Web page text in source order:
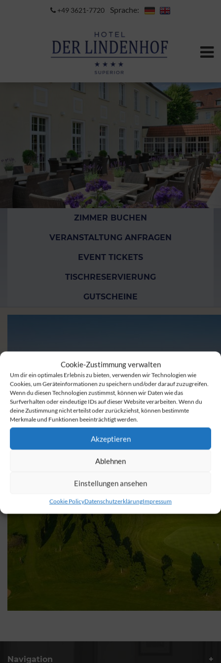
Cookie-Zustimmung verwalten
Um dir ein optimales Erlebnis zu bieten, verwenden wir Technologien wie
Cookies, um Geräteinformationen zu speichern und/oder darauf zuzugreifen.
Wenn du diesen Technologien zustimmst, können wir Daten wie das
Surfverhalten oder eindeutige IDs auf dieser Website verarbeiten. Wenn du
deine Zustimmung nicht erteilst oder zurückziehst, können bestimmte
Merkmale und Funktionen beeinträchtigt werden.
Akzeptieren
Ablehnen
Einstellungen ansehen
Cookie PolicyDatenschutzerklärungImpressum
+49 3621-7720 Sprache:
ZIMMER BUCHEN
VERANSTALTUNG ANFRAGEN
EVENT TICKETS
TISCHRESERVIERUNG
GUTSCHEINE
Navigation